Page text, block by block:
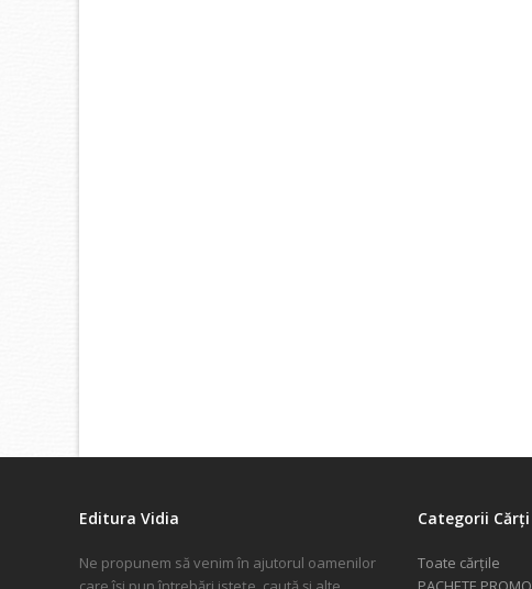
Editura Vidia
Ne propunem să venim în ajutorul oamenilor
Categorii Cărți
Toate cărțile